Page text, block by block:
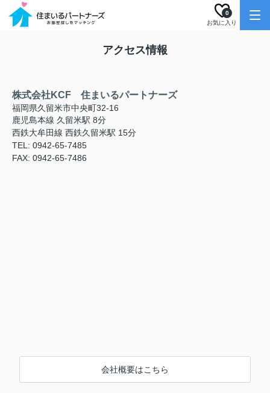
お気に入り
0
アクセス情報
株式会社KCF 住まいるパートナーズ
福岡県久留米市中央町32-16
鹿児島本線 久留米駅 8分
西鉄大牟田線 西鉄久留米駅 15分
TEL: 0942-65-7485
FAX: 0942-65-7486
会社概要はこちら